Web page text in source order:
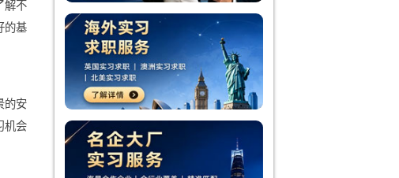
安全行业，了解不
作打下了良好的基
需要技术背景的安
关的暑期实习机会